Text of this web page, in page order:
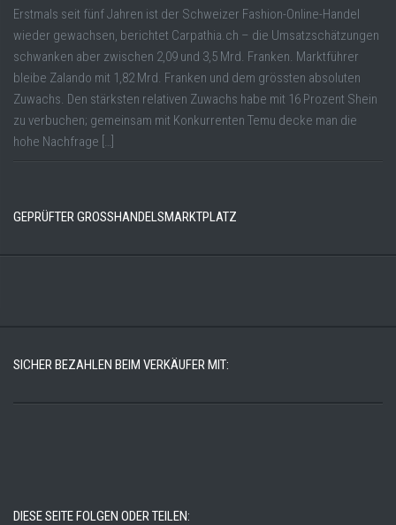
Erstmals seit fünf Jahren ist der Schweizer Fashion-Online-Handel
wieder gewachsen, berichtet Carpathia.ch – die Umsatzschätzungen
schwanken aber zwischen 2,09 und 3,5 Mrd. Franken. Marktführer
bleibe Zalando mit 1,82 Mrd. Franken und dem grössten absoluten
Zuwachs. Den stärksten relativen Zuwachs habe mit 16 Prozent Shein
zu verbuchen; gemeinsam mit Konkurrenten Temu decke man die
hohe Nachfrage […]
GEPRÜFTER GROSSHANDELSMARKTPLATZ
SICHER BEZAHLEN BEIM VERKÄUFER MIT:
DIESE SEITE FOLGEN ODER TEILEN: